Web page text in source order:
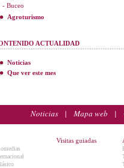
- Buceo
Agroturismo
ACTUALIDAD
Noticias
Que ver este mes
Noticias | Mapa web |
Visitas guiadas